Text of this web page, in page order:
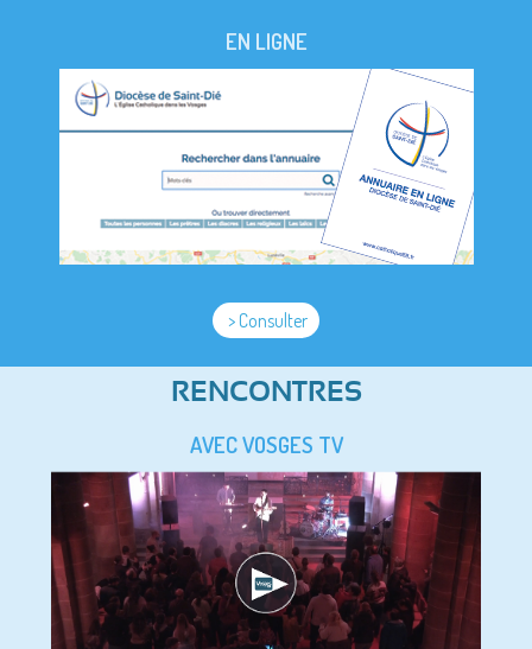
EN LIGNE
> Consulter
RENCONTRES
AVEC VOSGES TV